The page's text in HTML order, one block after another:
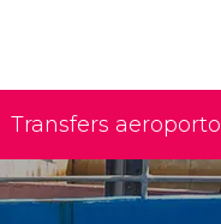
Transfers aeroporto